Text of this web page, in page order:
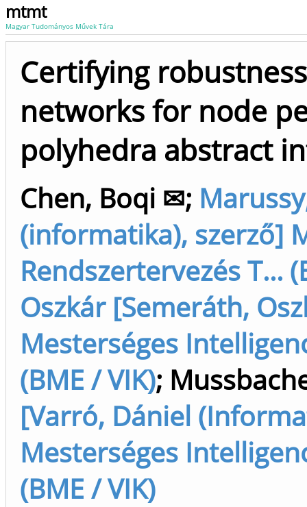
mtmt
Magyar Tudományos Művek Tára
Certifying
networks for node
polyhedra abstract
Chen, Boqi ✉;
(informatika), szerző]
Rendszertervezés T...
Oszkár [Semeráth,
Mesterséges
(BME / VIK);
[Varró, Dániel
Mesterséges
(BME / VIK)